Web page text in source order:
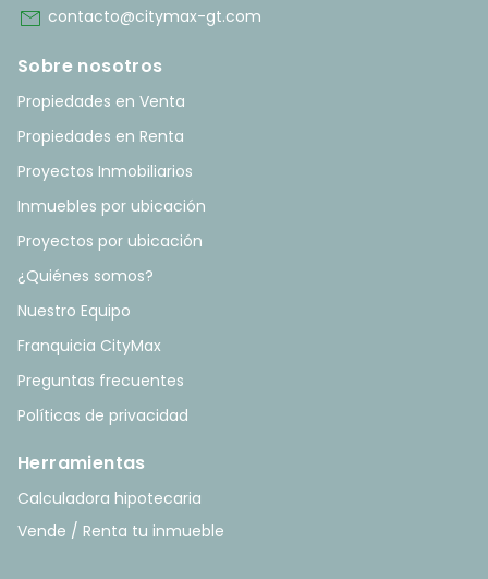
mail contacto@citymax-gt.com
Sobre nosotros
Propiedades en Venta
Propiedades en Renta
Proyectos Inmobiliarios
Inmuebles por ubicación
Proyectos por ubicación
¿Quiénes somos?
Nuestro Equipo
Franquicia CityMax
Preguntas frecuentes
Políticas de privacidad
Herramientas
Calculadora hipotecaria
Vende / Renta tu inmueble